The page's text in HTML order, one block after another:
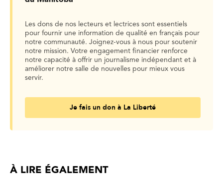
Les dons de nos lecteurs et lectrices sont essentiels
pour fournir une information de qualité en français pour
notre communauté. Joignez-vous à nous pour soutenir
notre mission. Votre engagement financier renforce
notre capacité à offrir un journalisme indépendant et à
améliorer notre salle de nouvelles pour mieux vous
servir.
Je fais un don à La Liberté
À LIRE ÉGALEMENT